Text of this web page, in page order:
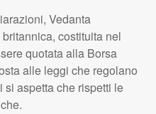
Vedanta
costituita nel
quotata alla Borsa
alle leggi che regolano
aspetta che rispetti le